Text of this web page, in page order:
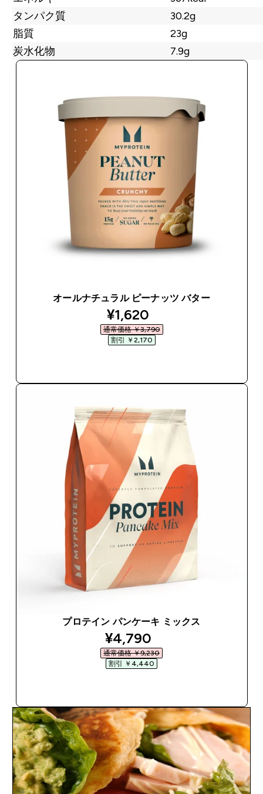
タンパク質
30.2g
脂質
23g
炭水化物
7.9g
オールナチュラル ピーナッツ バター
discounted price
¥1,620‎
通常価格 ￥3,790‎
割引 ￥2,170‎
プロテイン パンケーキ ミックス
discounted price
¥4,790‎
通常価格 ￥9,230‎
割引 ￥4,440‎